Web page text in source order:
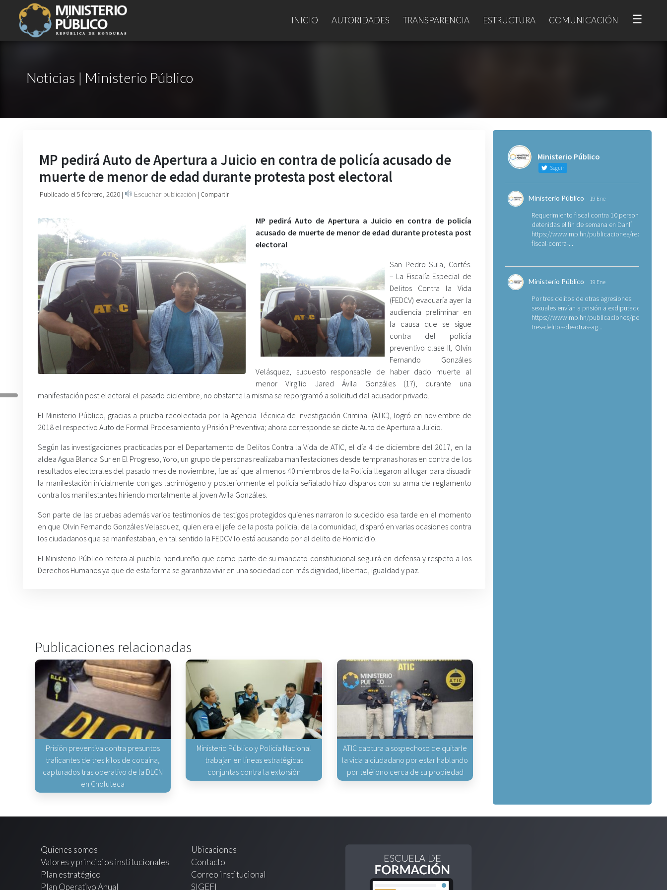
INICIO AUTORIDADES TRANSPARENCIA ESTRUCTURA COMUNICACIÓN ☰
Noticias | Ministerio Público
MP pedirá Auto de Apertura a Juicio en contra de policía acusado de
muerte de menor de edad durante protesta post electoral
Publicado el 5 febrero, 2020 | Escuchar publicación | Compartir
MP pedirá Auto de Apertura a Juicio en contra de policía
acusado de muerte de menor de edad durante protesta post
electoral
San Pedro Sula, Cortés.
– La Fiscalía Especial de
Delitos Contra la Vida
(FEDCV) evacuaría ayer la
audiencia preliminar en
la causa que se sigue
contra del policía
preventivo clase II, Olvin
Fernando Gonzáles
Velásquez, supuesto responsable de haber dado muerte al
menor Virgilio Jared Ávila Gonzáles (17), durante una
manifestación post electoral el pasado diciembre, no obstante la misma se reporgramó a solicitud del acusador privado.
El Ministerio Público, gracias a prueba recolectada por la Agencia Técnica de Investigación Criminal (ATIC), logró en noviembre de
2018 el respectivo Auto de Formal Procesamiento y Prisión Preventiva; ahora corresponde se dicte Auto de Apertura a Juicio.
Según las investigaciones practicadas por el Departamento de Delitos Contra la Vida de ATIC, el día 4 de diciembre del 2017, en la
aldea Agua Blanca Sur en El Progreso, Yoro, un grupo de personas realizaba manifestaciones desde tempranas horas en contra de los
resultados electorales del pasado mes de noviembre, fue así que al menos 40 miembros de la Policía llegaron al lugar para disuadir
la manifestación inicialmente con gas lacrimógeno y posteriormente el policía señalado hizo disparos con su arma de reglamento
contra los manifestantes hiriendo mortalmente al joven Avila Gonzáles.
Son parte de las pruebas además varios testimonios de testigos protegidos quienes narraron lo sucedido esa tarde en el momento
en que Olvin Fernando Gonzáles Velasquez, quien era el jefe de la posta policial de la comunidad, disparó en varias ocasiones contra
los ciudadanos que se manifestaban, en tal sentido la FEDCV lo está acusando por el delito de Homicidio.
El Ministerio Público reitera al pueblo hondureño que como parte de su mandato constitucional seguirá en defensa y respeto a los
Derechos Humanos ya que de esta forma se garantiza vivir en una sociedad con más dignidad, libertad, igualdad y paz.
Publicaciones relacionadas
Prisión preventiva contra presuntos
traficantes de tres kilos de cocaína,
capturados tras operativo de la DLCN
en Choluteca
Ministerio Público y Policía Nacional
trabajan en líneas estratégicas
conjuntas contra la extorsión
ATIC captura a sospechoso de quitarle
la vida a ciudadano por estar hablando
por teléfono cerca de su propiedad
Ministerio Público
Seguir
Ministerio Público 19 Ene
Requerimiento fiscal contra 10 personas
detenidas el fin de semana en Danlí
https://www.mp.hn/publicaciones/
fiscal-contra-...
Ministerio Público 19 Ene
Por tres delitos de otras agresiones
sexuales envían a prisión a exdiputado
https://www.mp.hn/publicaciones/por-
tres-delitos-de-otras-ag...
Quienes somos
Valores y principios institucionales
Plan estratégico
Plan Operativo Anual
Ubicaciones
Contacto
Correo institucional
SIGEFI